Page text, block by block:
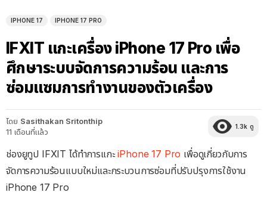
IPHONE 17 IPHONE 17 PRO
IFXIT แกะเครื่อง iPhone 17 Pro เพื่อ
ศึกษาระบบจัดการความร้อน และการ
ซ่อมแซมการทำงานของตัวเครื่อง
โดย Sasithakan Sritonthip
11 เดือนที่แล้ว
1.3k ดู
ช่องยูทูป IFXIT ได้ทำการแกะiPhone 17 Pro เพื่อดูเกี่ยวกับการ
จัดการความร้อนแบบใหม่และกระบวนการซ่อมที่ปรับปรุงการใช้งาน
iPhone 17 Pro